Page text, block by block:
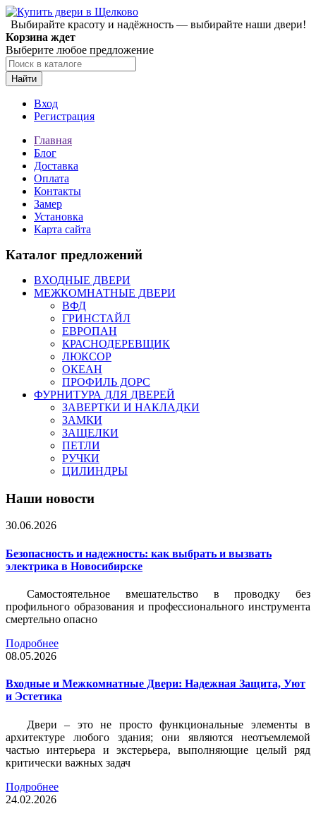
Выбирайте красоту и надёжность — выбирайте наши двери!
Корзина ждет
Выберите любое предложение
Найти
Вход
Регистрация
Главная
Блог
Доставка
Оплата
Контакты
Замер
Установка
Карта сайта
Каталог предложений
ВХОДНЫЕ ДВЕРИ
МЕЖКОМНАТНЫЕ ДВЕРИ
ВФД
ГРИНСТАЙЛ
ЕВРОПАН
КРАСНОДЕРЕВЩИК
ЛЮКСОР
ОКЕАН
ПРОФИЛЬ ДОРС
ФУРНИТУРА ДЛЯ ДВЕРЕЙ
ЗАВЕРТКИ И НАКЛАДКИ
ЗАМКИ
ЗАЩЕЛКИ
ПЕТЛИ
РУЧКИ
ЦИЛИНДРЫ
Наши новости
30.06.2026
Безопасность и надежность: как выбрать и вызвать
электрика в Новосибирске
Самостоятельное вмешательство в проводку без
профильного образования и профессионального инструмента
смертельно опасно
Подробнее
08.05.2026
Входные и Межкомнатные Двери: Надежная Защита, Уют
и Эстетика
Двери – это не просто функциональные элементы в
архитектуре любого здания; они являются неотъемлемой
частью интерьера и экстерьера, выполняющие целый ряд
критически важных задач
Подробнее
24.02.2026